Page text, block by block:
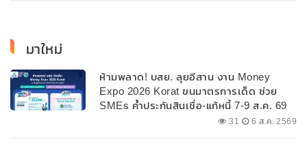
มาใหม่
ห้ามพลาด! บสย. ลุยอีสาน งาน Money
Expo 2026 Korat ขนมาตรการเด็ด ช่วย
SMEs ค้ำประกันสินเชื่อ-แก้หนี้ 7-9 ส.ค. 69
31 6 ส.ค. 2569